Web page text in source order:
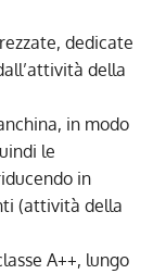
dedicate
della
in modo
le
in
(attività della
A++, lungo